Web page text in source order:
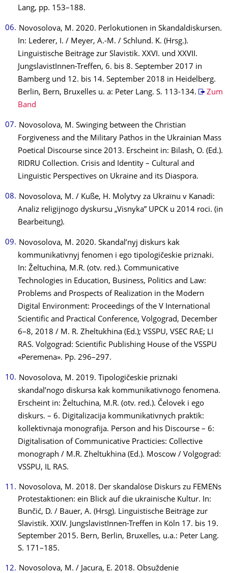
Lang, pp. 153–188.
Novosolova, M. 2020. Perlokutionen in Skandaldiskursen.
In: Lederer, I. / Meyer, A.-M. / Schlund. K. (Hrsg.).
Linguistische Beiträge zur Slavistik. XXVI. und XXVII.
JungslavistInnen-Treffen, 6. bis 8. September 2017 in
Bamberg und 12. bis 14. September 2018 in Heidelberg.
Berlin, Bern, Bruxelles u. a: Peter Lang. S. 113-134.
Zum
Band
Novosolova, M. Swinging between the Christian
Forgiveness and the Military Pathos in the Ukrainian Mass
Poetical Discourse since 2013. Erscheint in: Bilash, O. (Ed.).
RIDRU Collection. Crisis and Identity – Cultural and
Linguistic Perspectives on Ukraine and its Diaspora.
Novosolova, M. / Kuße, H. Molytvy za Ukraїnu v Kanadi:
Analiz religijnogo dyskursu „Visnyka” UPCK u 2014 roci. (in
Bearbeitung).
Novosolova, M. 2020. Skandal’nyj diskurs kak
kommunikativnyj fenomen i ego tipologičeskie priznaki.
In: Želtuchina, M.R. (otv. red.). Communicative
Technologies in Education, Business, Politics and Law:
Problems and Prospects of Realization in the Modern
Digital Environment: Proceedings of the V International
Scientific and Practical Conference, Volgograd, December
6–8, 2018 / M. R. Zheltukhina (Ed.); VSSPU, VSEC RAE; LI
RAS. Volgograd: Scientific Publishing House of the VSSPU
«Peremena». Pp. 296–297.
Novosolova, M. 2019. Tipologičeskie priznaki
skandal’nogo diskursa kak kommunikativnogo fenomena.
Erscheint in: Želtuchina, M.R. (otv. red.). Čelovek i ego
diskurs. – 6. Digitalizacija kommunikativnych praktik:
kollektivnaja monografija. Person and his Discourse – 6:
Digitalisation of Communicative Practicies: Collective
monograph / M.R. Zheltukhina (Ed.). Moscow / Volgograd:
VSSPU, IL RAS.
Novosolova, M. 2018. Der skandalöse Diskurs zu FEMENs
Protestaktionen: ein Blick auf die ukrainische Kultur. In:
Bunčić, D. / Bauer, A. (Hrsg). Linguistische Beiträge zur
Slavistik. XXIV. JungslavistInnen-Treffen in Köln 17. bis 19.
September 2015. Bern, Berlin, Bruxelles, u.a.: Peter Lang.
S. 171–185.
Novosolova, M. / Jacura, E. 2018. Obsuždenie